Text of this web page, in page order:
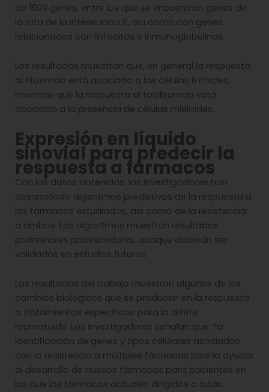
de 1609 genes, entre los que se encuentran genes de
la ruta de la interleucina 6, así como con genes
relacionados con linfocitos e inmunoglobulinas.
Los resultados muestran que, en general la respuesta
al rituximab está asociada a las células linfoides,
mientras que la respuesta al tocilizumab está
asociada a la presencia de células mieloides.
Expresión en líquido
sinovial para predecir la
respuesta a fármacos
Con los datos obtenidos, los investigadores han
desarrollado algoritmos predictivos de la respuesta a
los fármacos estudiados, así como de la resistencia
a ambos. Los algoritmos muestran resultados
preliminares prometedores, aunque deberán ser
validados en estudios futuros.
Los resultados del trabajo muestran algunos de los
cambios biológicos que se producen en la respuesta
a tratamientos específicos para la artritis
reumatoide. Los investigadores señalan que “la
identificación de genes y tipos celulares asociados
con la resistencia a múltiples fármacos podría ayudar
al desarrollo de nuevos fármacos para pacientes en
los que los fármacos actuales dirigidos a rutas